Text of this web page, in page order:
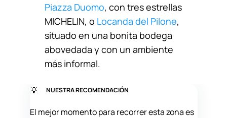
Piazza Duomo, con tres estrellas
MICHELIN, o Locanda del Pilone,
situado en una bonita bodega
abovedada y con un ambiente
más informal.
💡 NUESTRA RECOMENDACIÓN
El mejor momento para recorrer esta zona es